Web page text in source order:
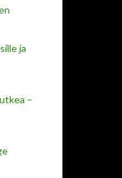
ja
–